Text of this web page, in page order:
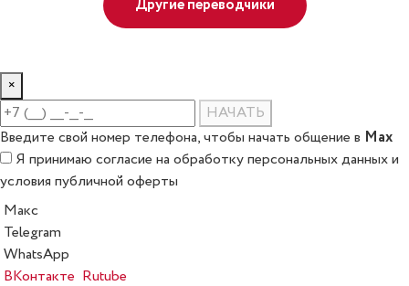
Другие переводчики
×
НАЧАТЬ
Введите свой номер телефона, чтобы начать общение в Max
Я принимаю согласие на обработку персональных данных и
условия публичной оферты
Макс
Telegram
WhatsApp
ВКонтакте
Rutube